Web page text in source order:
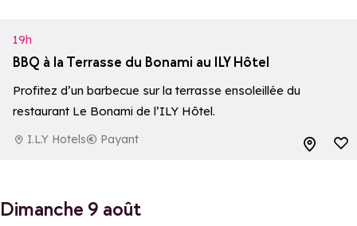
19h
BBQ à la Terrasse du Bonami au ILY Hôtel
Profitez d’un barbecue sur la terrasse ensoleillée du
restaurant Le Bonami de l’ILY Hôtel.
I.L.Y Hotels Payant Ajouter
Dimanche 9 août